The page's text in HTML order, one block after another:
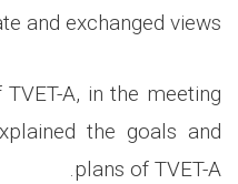
and exchanged views.
A, in the meeting
the goals and
plans of TVET-A.